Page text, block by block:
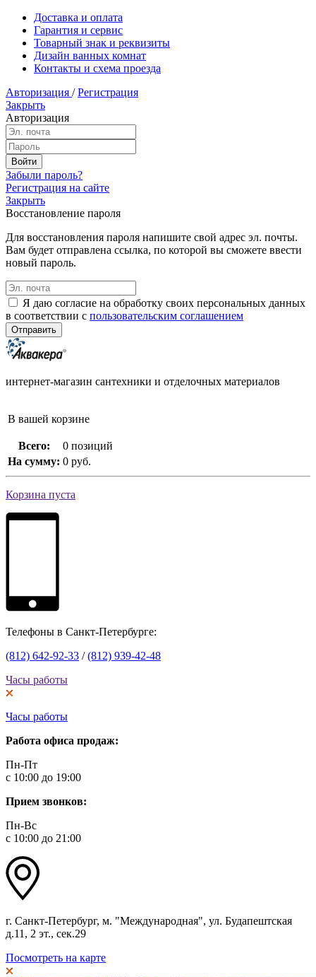
Доставка и оплата
Гарантия и сервис
Товарный знак и реквизиты
Дизайн ванных комнат
Контакты и схема проезда
Авторизация / Регистрация
Закрыть
Авторизация
Забыли пароль?
Регистрация на сайте
Закрыть
Восстановление пароля
Для восстановления пароля напишите свой адрес эл. почты.
Вам будет отправлена ссылка, по которой вы сможете ввести
новый пароль.
Я даю согласие на обработку своих персональных данных
в соответствии с пользовательским соглашением
интернет-магазин сантехники и отделочных материалов
В вашей корзине
Всего:
0 позиций
На сумму: 0 руб.
Корзина пуста
Телефоны в Санкт-Петербурге:
(812) 642-92-33 /(812) 939-42-48
Часы работы
Часы работы
Работа офиса продаж:
Пн-Пт
с 10:00 до 19:00
Прием звонков:
Пн-Вс
с 10:00 до 21:00
г. Санкт-Петербург, м. "Международная", ул. Будапештская
д.11, 2 эт., сек.29
Посмотреть на карте